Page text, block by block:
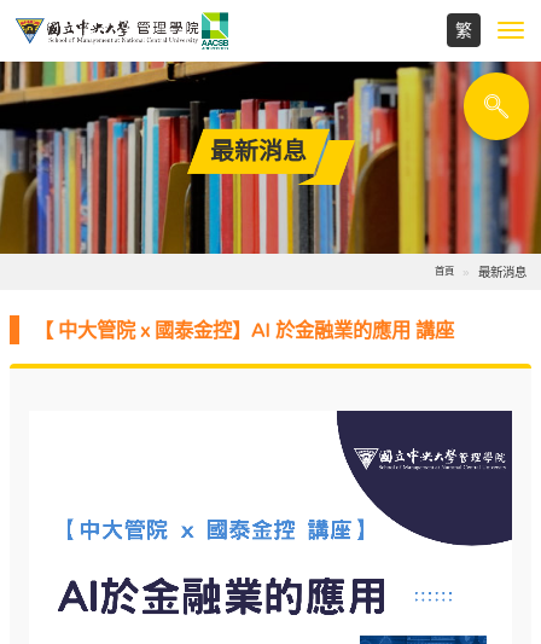
最新消息
首頁 最新消息
【 中大管院 x 國泰金控】AI 於金融業的應用 講座